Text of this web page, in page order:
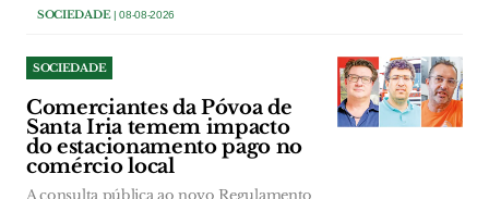
SOCIEDADE| 08-08-2026
SOCIEDADE
Comerciantes da Póvoa de
Santa Iria temem impacto
do estacionamento pago no
comércio local